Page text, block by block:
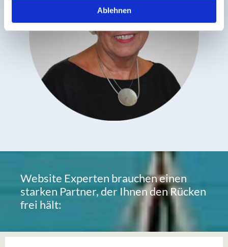
Ablehnen
Website Experten brauchen einen
starken Partner, der Ihnen den Rücken
frei hält: